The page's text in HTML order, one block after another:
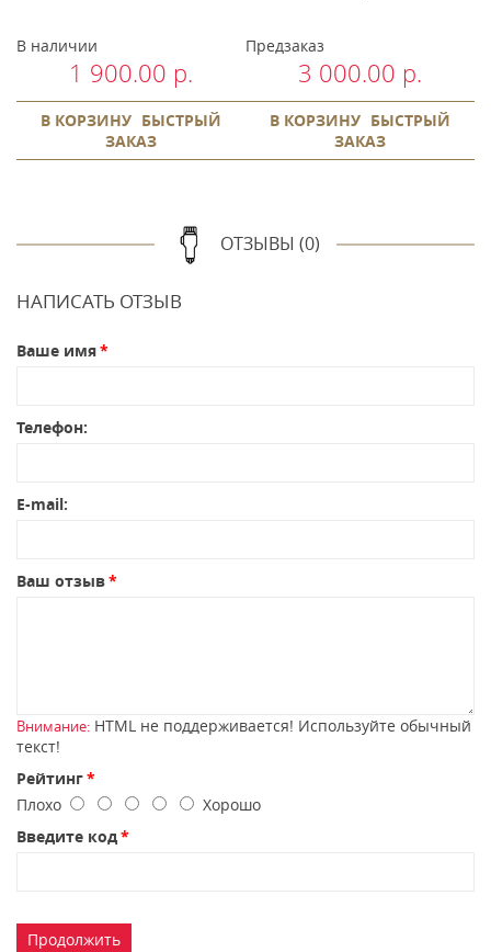
В наличии
1 900.00 р.
В КОРЗИНУ БЫСТРЫЙ
ЗАКАЗ
Предзаказ
3 000.00 р.
В КОРЗИНУ БЫСТРЫЙ
ЗАКАЗ
ОТЗЫВЫ (0)
НАПИСАТЬ ОТЗЫВ
Ваше имя
Телефон:
E-mail:
Ваш отзыв
Внимание: HTML не поддерживается! Используйте обычный
текст!
Рейтинг
Плохо
Хорошо
Введите код
Продолжить